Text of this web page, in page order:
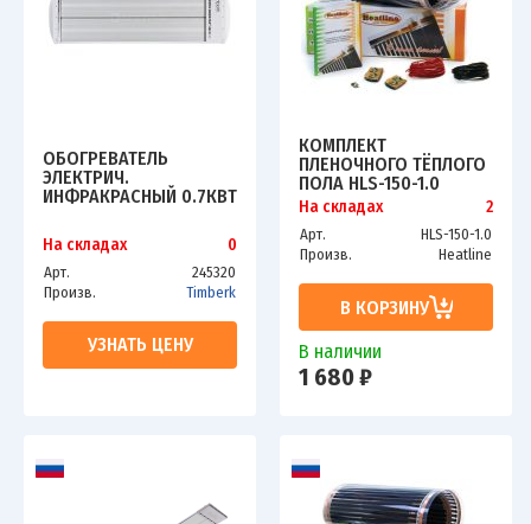
ОБОГРЕВАТЕЛЬ
ЭЛЕКТРИЧ.
ИНФРАКРАСНЫЙ 0.7КВТ
A1N 700
На складах 0
Арт.
245320
Произв.
Timberk
УЗНАТЬ ЦЕНУ
КОМПЛЕКТ
ПЛЕНОЧНОГО ТЁПЛОГО
ПОЛА HLS-150-1.0
На складах 2
Арт.
HLS-150-1.0
Произв.
Heatline
В КОРЗИНУ
В наличии
1 680 ₽